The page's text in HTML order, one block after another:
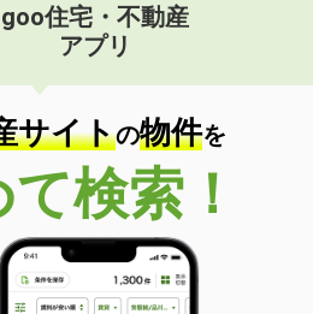
佐賀県佐賀市神園３丁目
1LDK
万円
佐賀県佐賀市大財６
goo住宅・不動産
アプリ
サイトの物件を
検索！